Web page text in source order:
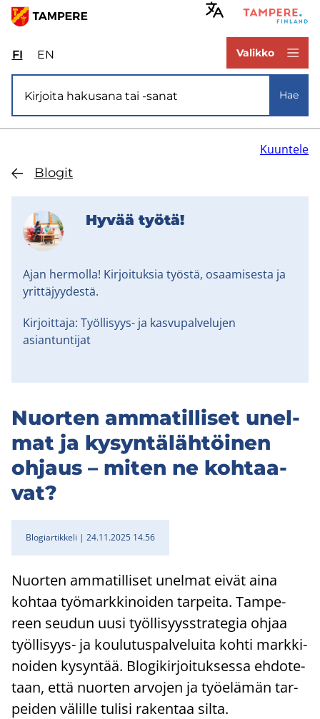
Hyppää
FIValitse
sivuston
kieli:
suomi
ENSelect
site
language:
Valikko
Hae
Blo­git
Kuuntele
Hyvää työtä!
Ajan hermolla! Kirjoituksia työstä, osaamisesta ja
yrittäjyydestä.
Kirjoittaja: Työllisyys- ja kasvupalvelujen
asiantuntijat
Nuor­ten am­ma­til­li­set unel­
mat ja ky­syn­tä­läh­töi­nen
oh­jaus – miten ne koh­taa­
vat?
Blogiartikkeli 24.11.2025 14.56
Nuor­ten am­ma­til­li­set unel­mat eivät aina
koh­taa työ­mark­ki­noi­den tar­pei­ta. Tam­pe­
reen seu­dun uusi työl­li­syys­stra­te­gia ohjaa
työllisyys-​ ja kou­lu­tus­pal­ve­lui­ta kohti mark­ki­
noi­den ky­syn­tää. Blo­gi­kir­joi­tuk­ses­sa eh­do­te­
taan, että nuor­ten ar­vo­jen ja työ­elä­män tar­
pei­den vä­lil­le tu­li­si ra­ken­taa silta.